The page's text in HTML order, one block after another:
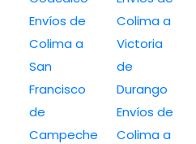
Envíos de
Colima a
San
Francisco
de
Campeche
Colima a
Victoria
de
Durango
Envíos de
Colima a